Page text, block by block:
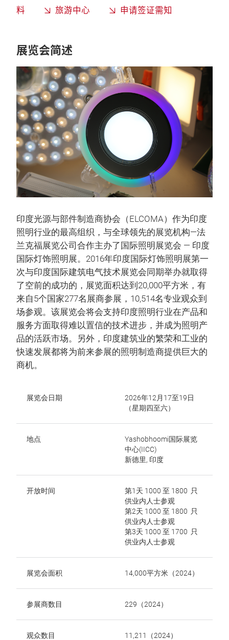
料
旅游中心 申请签证需知
展览会简述
印度光源与部件制造商协会（ELCOMA）作为印度
照明行业的最高组织，与全球领先的展览机构—法
兰克福展览公司合作主办了国际照明展览会 — 印度
国际灯饰照明展。2016年印度国际灯饰照明展第一
次与印度国际建筑电气技术展览会同期举办就取得
了空前的成功的，展览面积达到20,000平方米，有
来自5个国家277名展商参展，10,514名专业观众到
场参观。该展览会将会支持印度照明行业在产品和
服务方面取得难以置信的技术进步，并成为照明产
品的活跃市场。另外，印度建筑业的繁荣和工业的
快速发展都将为前来参展的照明制造商提供巨大的
商机。
展览会日期
2026年12月17至19日
（星期四至六）
地点
Yashobhoomi国际展览
中心(IICC)
新德里, 印度
开放时间
第1天 1000 至 1800 只
供业内人士参观
第2天 1000 至 1800 只
供业内人士参观
第3天 1000 至 1700 只
供业内人士参观
展览会面积 14,000平方米（2024）
参展商数目 229（2024）
观众数目 11,211（2024）